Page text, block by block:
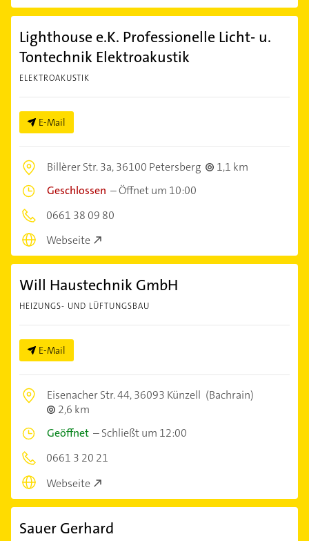
Lighthouse e.K. Professionelle Licht- u.
Tontechnik Elektroakustik
ELEKTROAKUSTIK
E-Mail
Billèrer Str. 3a,36100 Petersberg
1,1 km
Geschlossen –Öffnet um 10:00
0661 38 09 80
Webseite
Will Haustechnik GmbH
HEIZUNGS- UND LÜFTUNGSBAU
E-Mail
Eisenacher Str. 44,36093 Künzell (Bachrain)
2,6 km
Geöffnet –Schließt um 12:00
0661 3 20 21
Webseite
Sauer Gerhard